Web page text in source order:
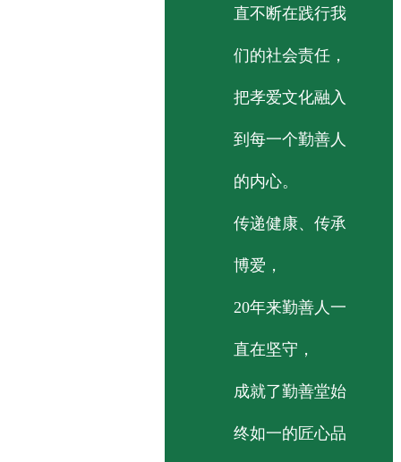
直不断在践行我
们的社会责任，
把孝爱文化融入
到每一个勤善人
的内心。
传递健康、传承
博爱，
20年来勤善人一
直在坚守，
成就了勤善堂始
终如一的匠心品